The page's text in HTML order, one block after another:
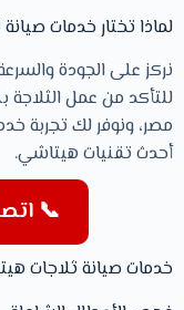
لماذا تختار خدمات
نركز على الجودة
للتأكد من عمل
مصر، ونوفر لك تجربة
أحدث تقنيات هيتاشي.
📞
خدمات صيانة ثلاجات